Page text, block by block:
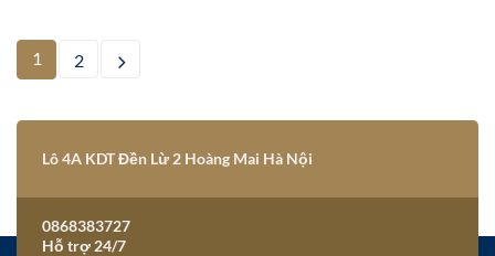
tùy
được
1 2
Lô 4A KDT Đền Lừ 2 Hoàng Mai Hà Nội
0868383727
Hỗ trợ 24/7